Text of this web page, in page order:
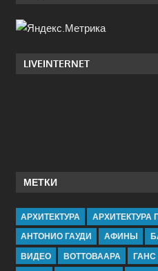
LIVEINTERNET
МЕТКИ
АРХИТЕКТУРА
АРХИТЕКТУРА
АНТОНИО ГАУДИ
АФИНЫ
ВИДЕО
ВОТТОВААРА